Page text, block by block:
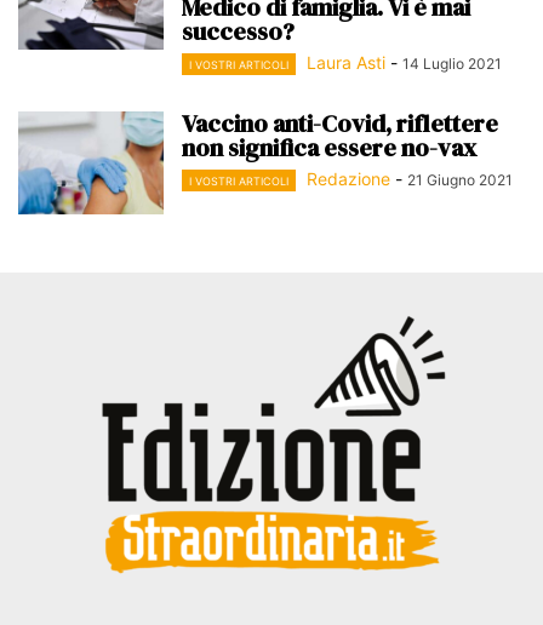
successo?
I VOSTRI ARTICOLI Laura Asti - 14 Luglio 2021
Vaccino anti-Covid, riflettere
non significa essere no-vax
I VOSTRI ARTICOLI Redazione - 21 Giugno 2021